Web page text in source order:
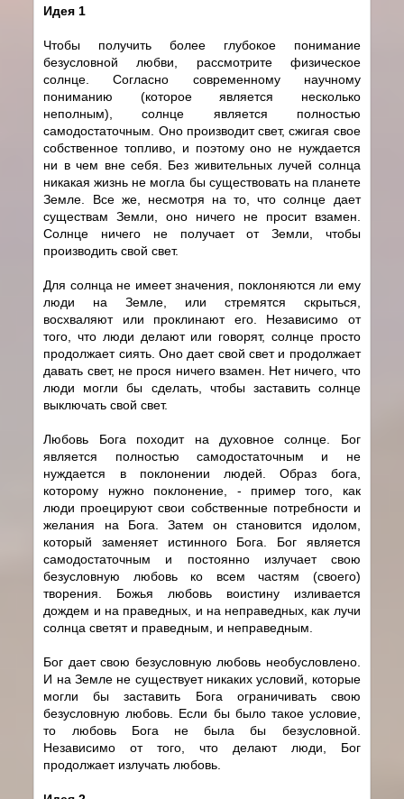
Идея 1
Чтобы получить более глубокое понимание
безусловной любви, рассмотрите физическое
солнце. Согласно современному научному
пониманию (которое является несколько
неполным), солнце является полностью
самодостаточным. Оно производит свет, сжигая свое
собственное топливо, и поэтому оно не нуждается
ни в чем вне себя. Без живительных лучей солнца
никакая жизнь не могла бы существовать на планете
Земле. Все же, несмотря на то, что солнце дает
существам Земли, оно ничего не просит взамен.
Солнце ничего не получает от Земли, чтобы
производить свой свет.
Для солнца не имеет значения, поклоняются ли ему
люди на Земле, или стремятся скрыться,
восхваляют или проклинают его. Независимо от
того, что люди делают или говорят, солнце просто
продолжает сиять. Оно дает свой свет и продолжает
давать свет, не прося ничего взамен. Нет ничего, что
люди могли бы сделать, чтобы заставить солнце
выключать свой свет.
Любовь Бога походит на духовное солнце. Бог
является полностью самодостаточным и не
нуждается в поклонении людей. Образ бога,
которому нужно поклонение, - пример того, как
люди проецируют свои собственные потребности и
желания на Бога. Затем он становится идолом,
который заменяет истинного Бога. Бог является
самодостаточным и постоянно излучает свою
безусловную любовь ко всем частям (своего)
творения. Божья любовь воистину изливается
дождем и на праведных, и на неправедных, как лучи
солнца светят и праведным, и неправедным.
Бог дает свою безусловную любовь необусловлено.
И на Земле не существует никаких условий, которые
могли бы заставить Бога ограничивать свою
безусловную любовь. Если бы было такое условие,
то любовь Бога не была бы безусловной.
Независимо от того, что делают люди, Бог
продолжает излучать любовь.